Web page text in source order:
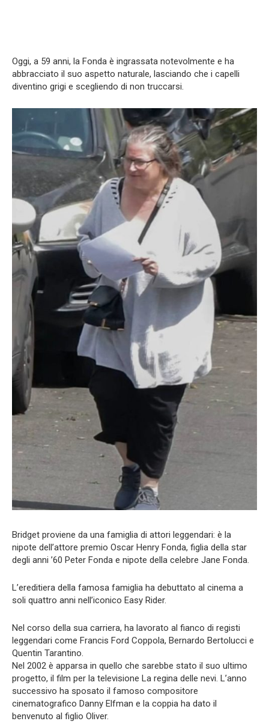
Oggi, a 59 anni, la Fonda è ingrassata notevolmente e ha
abbracciato il suo aspetto naturale, lasciando che i capelli
diventino grigi e scegliendo di non truccarsi.
Bridget proviene da una famiglia di attori leggendari: è la
nipote dell’attore premio Oscar Henry Fonda, figlia della star
degli anni ’60 Peter Fonda e nipote della celebre Jane Fonda.
L’ereditiera della famosa famiglia ha debuttato al cinema a
soli quattro anni nell’iconico Easy Rider.
Nel corso della sua carriera, ha lavorato al fianco di registi
leggendari come Francis Ford Coppola, Bernardo Bertolucci e
Quentin Tarantino.
Nel 2002 è apparsa in quello che sarebbe stato il suo ultimo
progetto, il film per la televisione La regina delle nevi. L’anno
successivo ha sposato il famoso compositore
cinematografico Danny Elfman e la coppia ha dato il
benvenuto al figlio Oliver.